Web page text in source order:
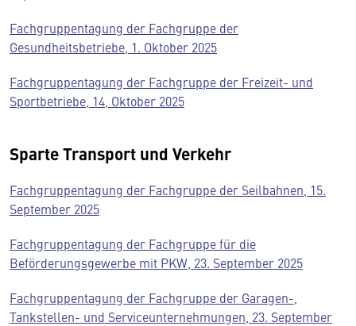
Fachgruppentagung der Fachgruppe der
Gesundheitsbetriebe, 1. Oktober 2025
Fachgruppentagung der Fachgruppe der Freizeit- und
Sportbetriebe, 14, Oktober 2025
Sparte Transport und Verkehr
Fachgruppentagung der Fachgruppe der Seilbahnen, 15.
September 2025
Fachgruppentagung der Fachgruppe für die
Beförderungsgewerbe mit PKW, 23. September 2025
Fachgruppentagung der Fachgruppe der Garagen-,
Tankstellen- und Serviceunternehmungen, 23. September